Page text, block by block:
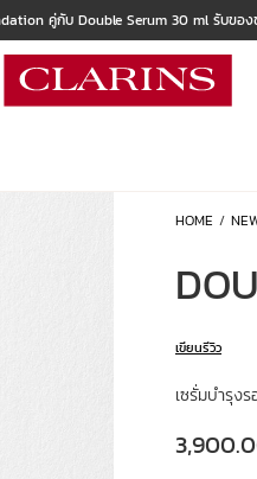
คู่กับ Double Serum 30 ml รับข
HOME
เขียนรีวิว
เซรั่มบำรุง
ราคาปัจจุบัน 3,900.00 บาท